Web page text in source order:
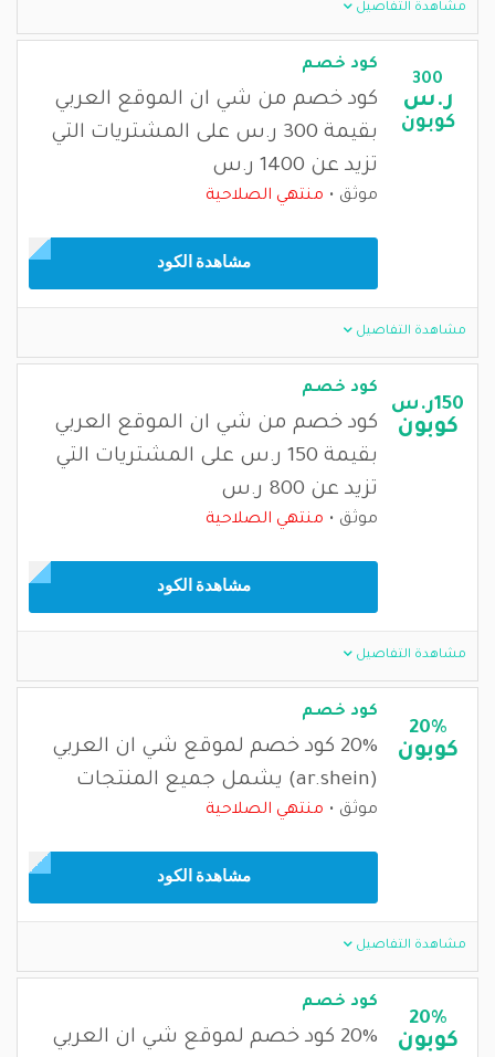
مشاهدة التفاصيل
300
ر.س
كوبون
كود خصم
كود خصم من شي ان الموقع العربي
بقيمة 300 ر.س على المشتريات التي
تزيد عن 1400 ر.س
موثق منتهي الصلاحية
مشاهدة الكود
مشاهدة التفاصيل
150ر.س
كوبون
كود خصم
كود خصم من شي ان الموقع العربي
بقيمة 150 ر.س على المشتريات التي
تزيد عن 800 ر.س
موثق منتهي الصلاحية
مشاهدة الكود
مشاهدة التفاصيل
20%
كوبون
كود خصم
20% كود خصم لموقع شي ان العربي
(ar.shein) يشمل جميع المنتجات
موثق منتهي الصلاحية
مشاهدة الكود
مشاهدة التفاصيل
20%
كوبون
كود خصم
20% كود خصم لموقع شي ان العربي